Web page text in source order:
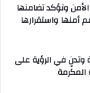
وتؤكد تضامنها
أمنها واستقرارها
وتدنٍ في الرؤية على